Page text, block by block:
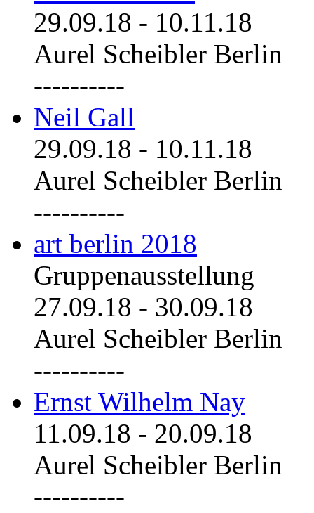
29.09.18 - 10.11.18
Aurel Scheibler Berlin
----------
Neil Gall
29.09.18 - 10.11.18
Aurel Scheibler Berlin
----------
art berlin 2018
Gruppenausstellung
27.09.18 - 30.09.18
Aurel Scheibler Berlin
----------
Ernst Wilhelm Nay
11.09.18 - 20.09.18
Aurel Scheibler Berlin
----------